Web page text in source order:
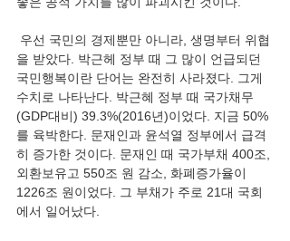
우선 국민의 경제뿐만 아니라, 생명부터 위협
을 받았다. 박근헤 정부 때 그 많이 언급되던
국민행복이란 단어는 완전히 사라졌다. 그게
수치로 나타난다. 박근혜 정부 때 국가채무
(GDP대비) 39.3%(2016년)이었다. 지금 50%
를 육박한다. 문재인과 윤석열 정부에서 급격
히 증가한 것이다. 문재인 때 국가부채 400조,
외환보유고 550조 원 감소, 화폐증가율이
1226조 원이었다. 그 부채가 주로 21대 국회
에서 일어났다.